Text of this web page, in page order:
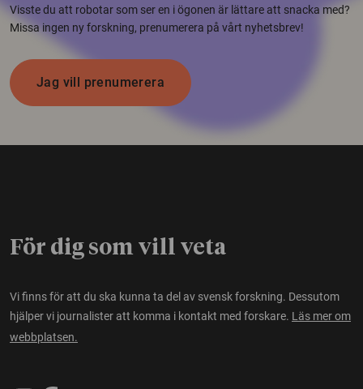
Visste du att robotar som ser en i ögonen är lättare att snacka med?
Missa ingen ny forskning, prenumerera på vårt nyhetsbrev!
Jag vill prenumerera
För dig som vill veta
Vi finns för att du ska kunna ta del av svensk forskning. Dessutom
hjälper vi journalister att komma i kontakt med forskare. Läs mer om
webbplatsen.